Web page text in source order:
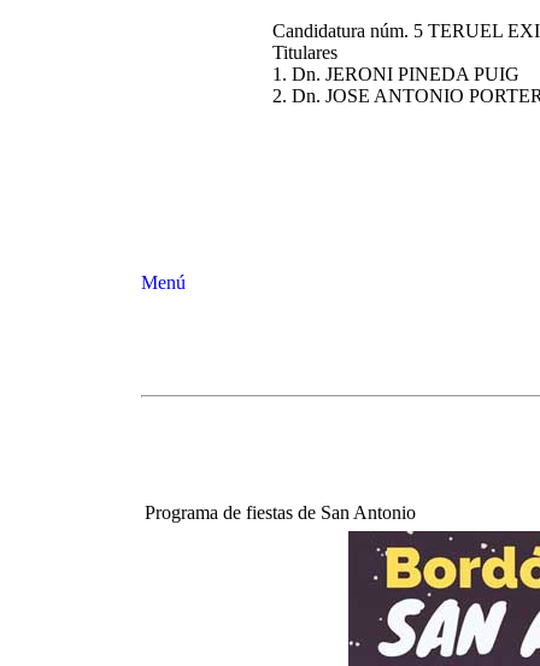
Candidatura núm. 5 TERUEL
Titulares
1. Dn. JERONI PINEDA PUIG
2. Dn. JOSE ANTONIO
Menú
Programa de fiestas de San Antonio